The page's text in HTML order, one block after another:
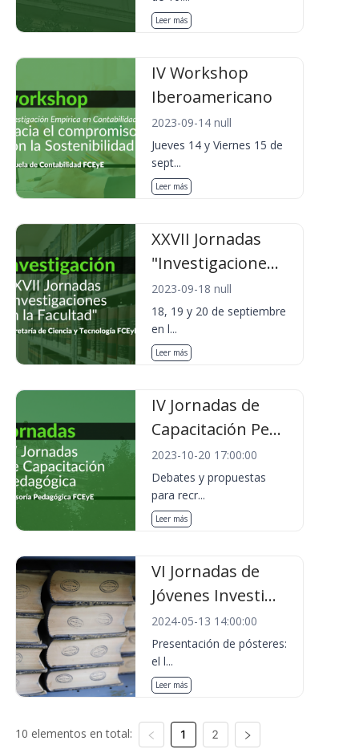
Leer más
IV Workshop
Iberoamericano
2023-09-14 null
Jueves 14 y Viernes 15 de
sept...
Leer más
XXVII Jornadas
"Investigacione...
2023-09-18 null
18, 19 y 20 de septiembre
en l...
Leer más
IV Jornadas de
Capacitación Pe...
2023-10-20 17:00:00
Debates y propuestas
para recr...
Leer más
VI Jornadas de
Jóvenes Investi...
2024-05-13 14:00:00
Presentación de pósteres:
el l...
Leer más
10 elementos en total: 1 2